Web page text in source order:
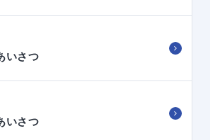
いさつ
いさつ